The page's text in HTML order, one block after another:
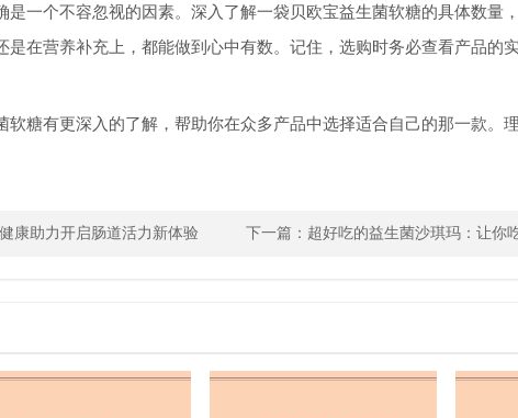
是一个不容忽视的因素。深入了解一袋贝欧宝益生菌软糖的具体数量
在营养补充上，都能做到心中有数。记住，选购时务必查看产品的
软糖有更深入的了解，帮助你在众多产品中选择适合自己的那一款。
康助力开启肠道活力新体验 下一篇： 超好吃的益生菌沙琪玛：让你